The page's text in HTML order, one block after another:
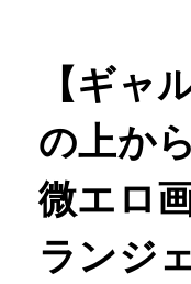
【ギャ
の上か
微エロ
ランジ